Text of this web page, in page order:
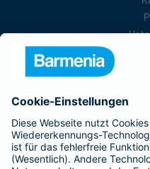
Affiliate-
Kranken-